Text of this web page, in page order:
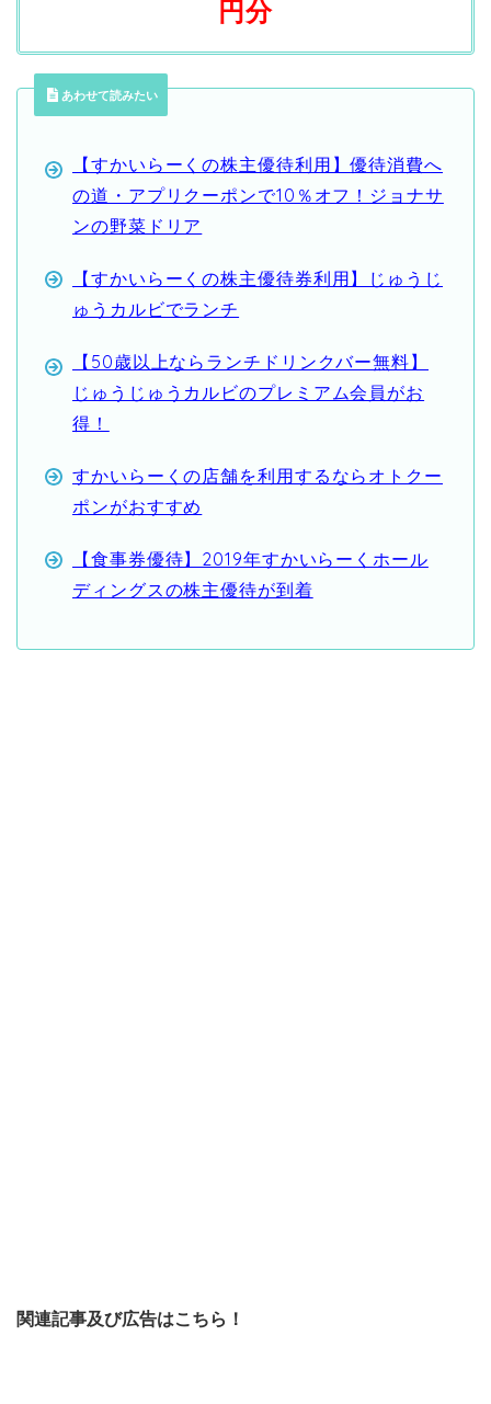
円分
あわせて読みたい
【すかいらーくの株主優待利用】優待消費へ
の道・アプリクーポンで10％オフ！ジョナサ
ンの野菜ドリア
【すかいらーくの株主優待券利用】じゅうじ
ゅうカルビでランチ
【50歳以上ならランチドリンクバー無料】
じゅうじゅうカルビのプレミアム会員がお
得！
すかいらーくの店舗を利用するならオトクー
ポンがおすすめ
【食事券優待】2019年すかいらーくホール
ディングスの株主優待が到着
関連記事及び広告はこちら！